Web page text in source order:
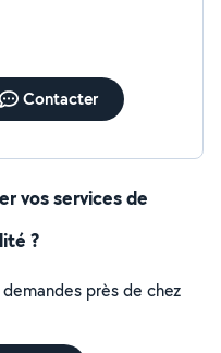
Contacter
vos services de
?
près de chez